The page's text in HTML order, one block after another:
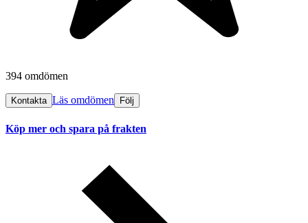
394 omdömen
Kontakta Läs omdömen Följ
Köp mer och spara på frakten